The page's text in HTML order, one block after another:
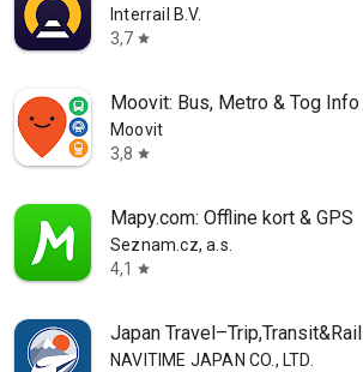
Interrail B.V.
3,7 star
Moovit: Bus, Metro & Tog Info
Moovit
3,8 star
Mapy.com: Offline kort & GPS
Seznam.cz, a.s.
4,1
star
Japan Travel–Trip,Transit&Rail
NAVITIME JAPAN CO., LTD.